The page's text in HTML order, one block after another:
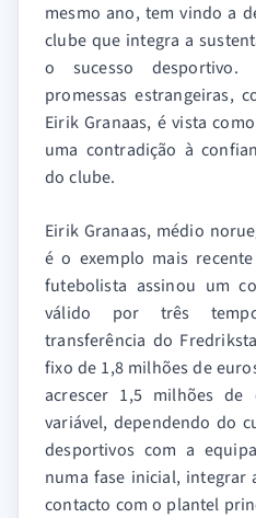
mesmo ano, tem vindo a
clube que integra a
o sucesso
promessas estrangeiras,
Eirik Granaas, é vista
uma contradição à
do clube.
Eirik Granaas, médio
é o exemplo mais
futebolista assinou um
válido por três
transferência do
fixo de 1,8 milhões de
acrescer 1,5 milhões de
variável, dependendo do
desportivos com a
numa fase inicial, integrar
contacto com o plantel